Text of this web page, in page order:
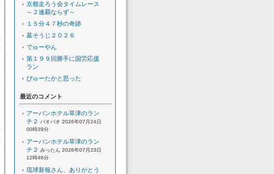
京都走ろう会タイムレース
～２連覇ならず～
１５分４７秒の奇跡
墓そうじ２０２６
でゅーやん
第１９９回勝手に国労応援
ラン
ぴゅーたかと思った
最近のコメント
アーバンホテル草津のラン
チ２
パオパオ 2026年07月24日
00時39分
アーバンホテル草津のラン
チ２ みったん 2026年07月23日
12時46分
琉球新報さん、ありがとう